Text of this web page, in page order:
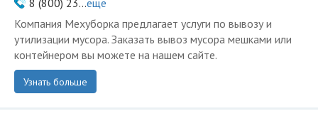
8 (800) 23...ещё
Компания Мехуборка предлагает услуги по вывозу и
утилизации мусора. Заказать вывоз мусора мешками или
контейнером вы можете на нашем сайте.
Узнать больше